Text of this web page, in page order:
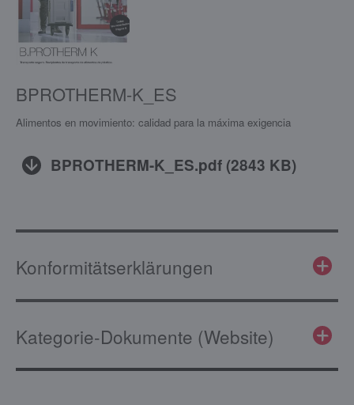
BPROTHERM-K_ES
Alimentos en movimiento: calidad para la máxima exigencia
BPROTHERM-K_ES.pdf (2843 KB)
Konformitätserklärungen
Kategorie-Dokumente (Website)